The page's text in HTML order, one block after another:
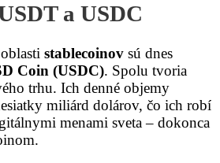
a USDC
stablecoinov sú dnes
Coin (USDC). Spolu tvoria
trhu. Ich denné objemy
miliárd dolárov, čo ich robí
menami sveta – dokonca